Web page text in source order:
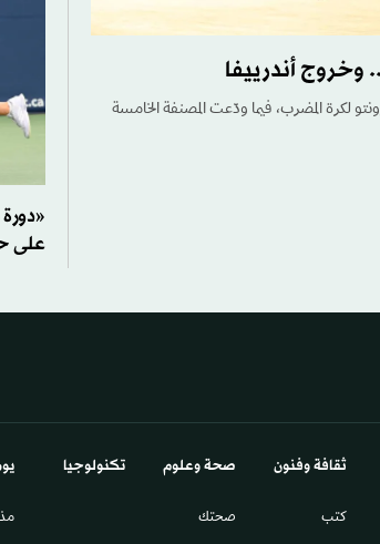
وخروج أندرييفا
لكرة المضرب، فيما ودّعت المصنفة الخامسة
على
ثقافة وفنون
كتب
صحة وعلوم
صحتك
تكنولوجيا